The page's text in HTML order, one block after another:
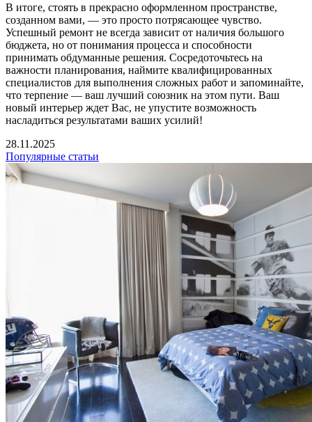
В итоге, стоять в прекрасно оформленном пространстве,
созданном вами, — это просто потрясающее чувство.
Успешный ремонт не всегда зависит от наличия большого
бюджета, но от понимания процесса и способности
принимать обдуманные решения. Сосредоточьтесь на
важности планирования, наймите квалифицированных
специалистов для выполнения сложных работ и запоминайте,
что терпение — ваш лучший союзник на этом пути. Ваш
новый интерьер ждет Вас, не упустите возможность
насладиться результатами ваших усилий!
28.11.2025
Популярные статьи